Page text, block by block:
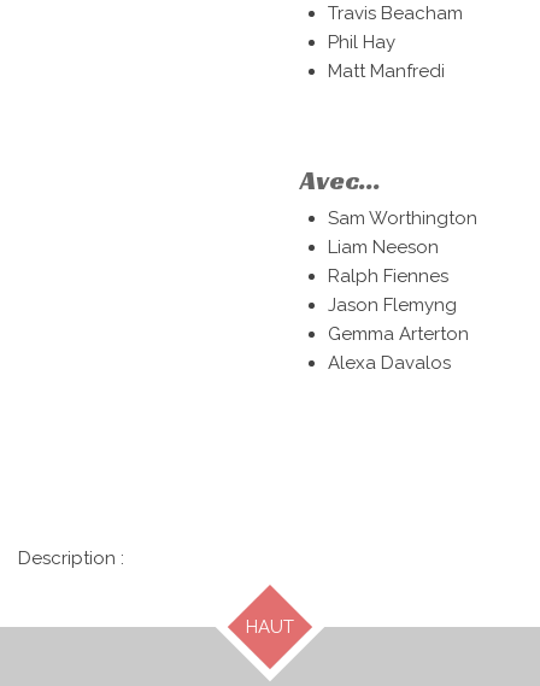
Travis Beacham
Phil Hay
Matt Manfredi
Avec...
Sam Worthington
Liam Neeson
Ralph Fiennes
Jason Flemyng
Gemma Arterton
Alexa Davalos
Description :
HAUT